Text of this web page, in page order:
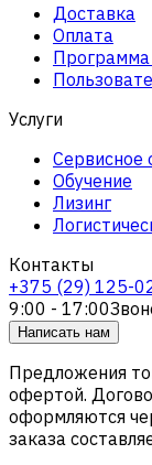
Доставка
Оплата
Программа
Услуги
Сервисное
Обучение
Лизинг
Контакты
+375 (29) 125-
9:00 - 17:00
Написать нам
Предложения
офертой.
оформляются
заказа